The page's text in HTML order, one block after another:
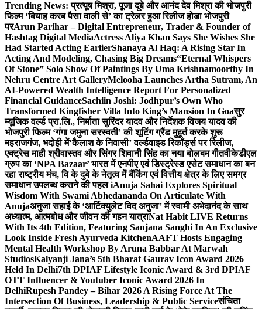
Trending News: प्रत्यूष मिश्रा, पूजा दूबे और आनंद देव मिश्रा की भोजपुरी
फिल्म ‘बियाह करब पैसा वाली से’ का ट्रेलर हुआ रिलीज होडा भोजपुरी
परArun Parihar – Digital Entrepreneur, Trader & Founder of
Hashtag Digital MediaActress Aliya Khan Says She Wishes She
Had Started Acting EarlierShanaya Al Haq: A Rising Star In
Acting And Modeling, Chasing Big Dreams“Eternal Whispers
Of Stone” Solo Show Of Paintings By Uma Krishnamoorthy In
Nehru Centre Art GalleryMelooha Launches Artha Sutram, An
AI-Powered Wealth Intelligence Report For Personalized
Financial GuidanceSachiin Joshi: Jodhpur’s Own Who
Transformed Kingfisher Villa Into King’s Mansion In Goaसुर
म्यूजिक वर्ल्ड प्रा.लि., निर्माता सुरिंदर यादव और निर्देशक विजय यादव की
भोजपुरी फिल्म ‘गंगा जमुना सरस्वती’ की शूटिंग ग्रैंड मुहूर्त करके शुरू
महराजगंज, भदोही में‘कैलाश के निवासी’ वर्ल्डवाइड रिकॉर्ड्स पर रिलीज,
एक्ट्रेस माही श्रीवास्तव और सिंगर शिवानी सिंह का नया बोलबम गीतवीकेडीएल
ग्रुप का ‘NPA Bazaar’ भारत में एनपीए एवं डिस्ट्रेस्ड एसेट समाधान का बन
रहा राष्ट्रीय मंच, वि के दुबे के नेतृत्व में बैंकिंग एवं वित्तीय क्षेत्र के लिए समग्र
समाधान उपलब्ध कराने की पहल iAnuja Sahai Explores Spiritual
Wisdom With Swami Abhedananda On Articulate With
Anujaअनुजा सहाई के ‘आर्टिक्युलेट विद अनुजा’ में स्वामी अभेदानंद के साथ
अध्यात्म, आत्मबोध और जीवन की गहन यात्राNat Habit LIVE Returns
With Its 4th Edition, Featuring Sanjana Sanghi In An Exclusive
Look Inside Fresh Ayurveda KitchenAAFT Hosts Engaging
Mental Health Workshop By Aruna Babbar At Marwah
StudiosKalyanji Jana’s 5th Bharat Gaurav Icon Award 2026
Held In Delhi7th DPIAF Lifestyle Iconic Award & 3rd DPIAF
OTT Influencer & Youtuber Iconic Award 2026 In
DelhiRupesh Pandey – Bihar 2026 A Rising Force At The
Intersection Of Business, Leadership & Public Serviceसंचिता